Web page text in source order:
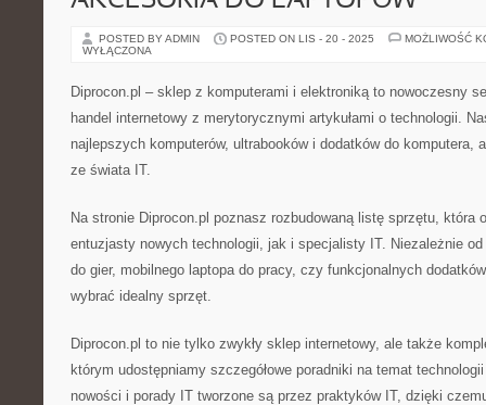
POSTED BY ADMIN POSTED ON LIS - 20 - 2025
MOŻLIWOŚĆ
WYŁĄCZONA
Diprocon.pl – sklep z komputerami i elektroniką to nowoczesny
handel internetowy z merytorycznymi artykułami o technologii.
najlepszych komputerów, ultrabooków i dodatków do komputera,
ze świata IT.
Na stronie Diprocon.pl poznasz rozbudowaną listę sprzętu, która
entuzjasty nowych technologii, jak i specjalisty IT. Niezależnie
do gier, mobilnego laptopa do pracy, czy funkcjonalnych
wybrać idealny sprzęt.
Diprocon.pl to nie tylko zwykły sklep internetowy, ale także
którym udostępniamy szczegółowe poradniki na temat
nowości i porady IT tworzone są przez praktyków IT, dzięki